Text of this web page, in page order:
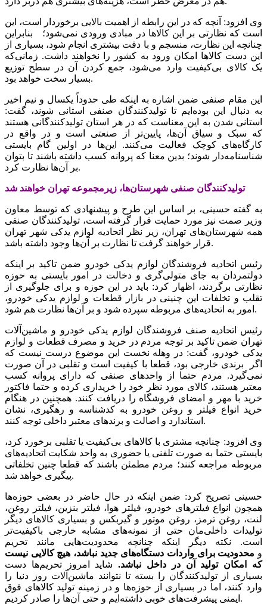
وی افزود: آنچه که در این رابطه از اهمیت بالایی برخوردار است، این
است که نظارتی بر این کالاها در مبادی ورودی نمی‌شود؛ بنابراین
چنانچه این نظارت، منسجم و با دقت بیشتری انجام شود، بسیاری از
این دست کالاها امکان ورود به کشور را نخواهند داشت. زمانی‌که
یک کالای بی‌کیفیت وارد می‌شود، جمع کردن آن در سطح توزیع
بسیار سخت خواهد بود.
این مقام صنفی ضمن اشاره به اینکه طی حدوداً یکسال و نیم اخیر
به دنبال این بوده‌ایم تا تولیدکنندگان صنفی استانی شوند، گفت:
استانی شدن به این معناست که در هر استان تولیدکنندگانی هستند
که سبک و سیاق آن‌ها، پایین‌تر از صنعتی است و در واقع در
کارگاه‌های کوچک فعالیت می‌کنند. این‌ها در اولین گام بایستی
شناسنامه‌دار شوند؛ بدین معنا که پروانه کسب داشته باشند تا بتوان
بر آن‌ها نظارت کرد.
تولیدکنندگان صنفی شهرستان‌ها، زیرمجموعه تهران خواهند شد
به گفته حسینی، بر اساس این طرح و پیشنهادی که توسط معاون
وزیر صمت نیز مورد حمایت قرار گرفته است، تولیدکنندگان صنفی
همه شهرستان‌های تهران، زیر نظر اتحادیه لوازم یدکی شهر تهران
قرار خواهند گرفت تا نظارت بر آن‌ها وجود داشته باشد.
رئیس اتحادیه فروشندگان لوازم یدکی خودرو ضمن تاکید بر اینکه
دولتمردان به جای متولی‌گری و دخالت در امور بایستی به حوزه
نظارتی برگردند، اظهار کرد: باید در این حوزه و برای جلوگیری از
تقلب و تخلفات این چنینی در بازار قطعات و لوازم یدکی خودرو،
امور به اتحادیه‌های مربوطه سپرده شود و بر آن‌ها نظارت هم شود.
رئیس اتحادیه صنف فروشندگان لوازم یدکی خودرو و ماشین‌آلات
تهران ضمن تاکید بر توجه مردم در خرید و مصرف قطعات و لوازم
یدکی خودرو، گفت: در وهله نخست این موضوع درست نیست که
اگر برندی خارجی بود، قطعا با کیفیت است و تقلبی در آن صورت
نمی‌گیرد. مردم حتما از واحدهای صنفی که دارای پروانه کسب
معتبر هستند، کالای مورد نظر خود را خریداری کرده و حتما فاکتور
خرید با مهر و امضای فروشگاه را دریافت کنند. همچنین در هنگام
خرید انواع فیلتر و روغن خودرو به کدشناسه و رهگیری، نشان
استاندارد و اصالت و برندهای معتبر داخلی توجه کنند.
وی افزود: چنانچه مشتری با کالاهای بی‌کیفیت یا تقلبی برخورد کرد،
بایستی حتما به صورت تلفنی یا حضوری به واحد شکایت اتحادیه‌های
مربوطه مراجعه کنند؛ مردم مطمئن باشند که قطعا چنین تخلفاتی
پیگیری خواهد شد.
حسینی تصریح کرد: ضمن اینکه در حال حاضر در بعضی حوزه‌ها
همچون انواع فیلترهای خودرو، فیلتر هوا، فیلتر بنزین، فیلتر روغن،
لنت، روغن ترمز، روغن موتور و گیربکس و بسیاری کالاهای دیگر
تولیدات داخلی‌مان حتی از نمونه‌های مشابه خارجی باکیفیت‌تر
است. نکته دیگر اینکه چنانچه محدودیت‌هایی مانند تحریم‌
و محدودیت برای واردات دستگاه‌های جدید نباشد، هیچ کالایی نیست
که امکان تولید آن در داخل نباشد. شاید امروز تحریم‌ها دست
بسیاری از تولیدکنندگان را بسته تا نتوانند ماشین‌آلات روز دنیا را
وارد کنند، اما در بسیاری از حوزه‌ها و در زمینه تولید کالاهای فوق
ایمنی پیشرفت‌های خوبی داشته‌ایم و حتی آن‌ها را صادر کردیم.